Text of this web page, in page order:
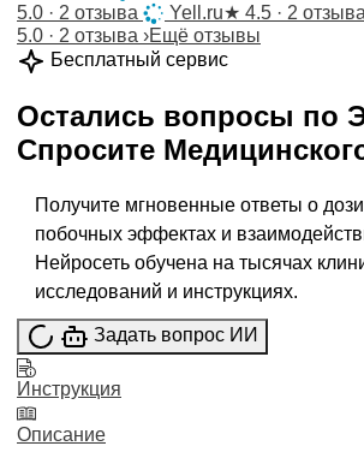
5.0 · 2 отзыва
Yell.ru★ 4.5 · 2 отзыва
5.0 · 2 отзыва ›Ещё отзывы
Бесплатный сервис
Остались вопросы по
Спросите
Получите мгновенные ответы о
побочных эффектах и
Нейросеть обучена на тысячах
исследований и инструкциях.
Задать вопрос ИИ
Инструкция
Описание